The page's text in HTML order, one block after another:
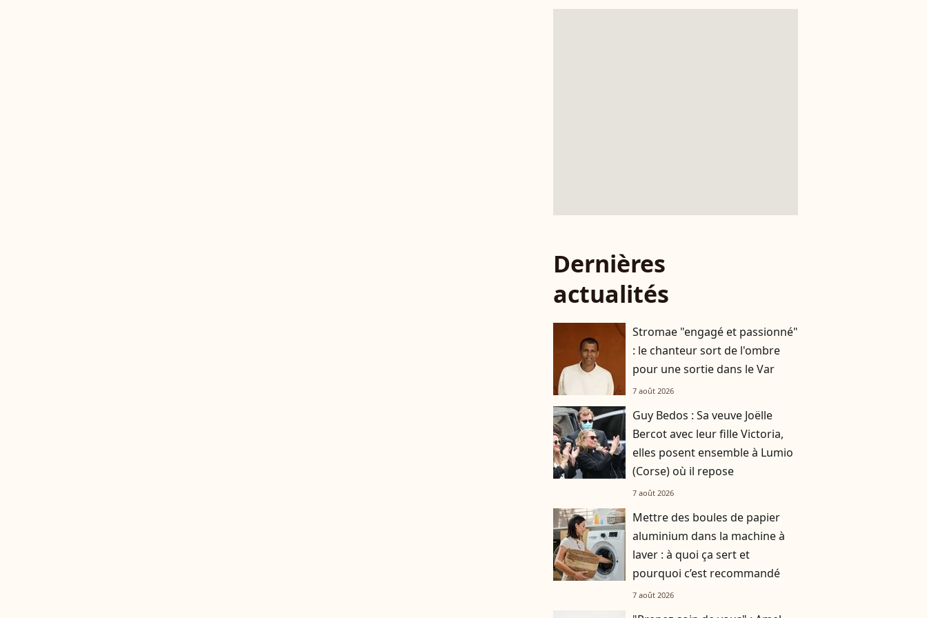
Dernières
actualités
Stromae "engagé et passionné"
: le chanteur sort de l'ombre
pour une sortie dans le Var
7 août 2026
Guy Bedos : Sa veuve Joëlle
Bercot avec leur fille Victoria,
elles posent ensemble à Lumio
(Corse) où il repose
7 août 2026
Mettre des boules de papier
aluminium dans la machine à
laver : à quoi ça sert et
pourquoi c’est recommandé
7 août 2026